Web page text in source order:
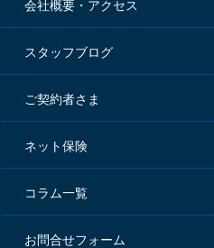
会社概要・アクセス
スタッフブログ
ご契約者さま
ネット保険
コラム一覧
お問合せフォーム